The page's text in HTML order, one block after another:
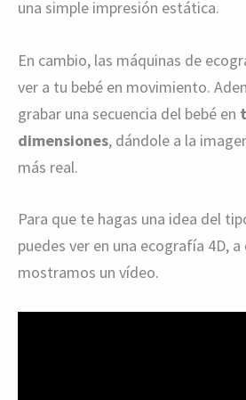
una simple impresión estática.
En cambio, las máquinas de
ver a tu bebé en movimiento.
grabar una secuencia del bebé en
dimensiones, dándole a la
más real.
Para que te hagas una idea del
puedes ver en una ecografía 4D,
mostramos un vídeo.